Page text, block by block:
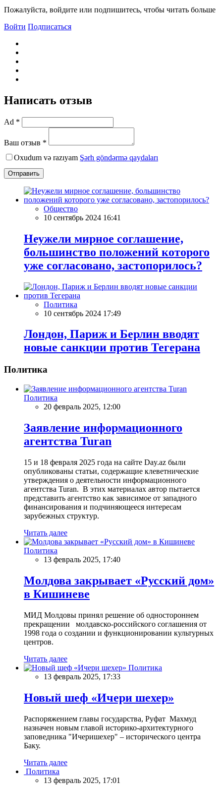
Пожалуйста, войдите или подпишитесь, чтобы читать больше
Войти Подписаться
Написать отзыв
Ad *
Ваш отзыв *
Oxudum və razıyam Şərh göndərmə qaydaları
Отправить
Общество
10 сентябрь 2024 16:41
Неужели мирное соглашение,
большинство положений которого
уже согласовано, застопорилось?
Политика
10 сентябрь 2024 17:49
Лондон, Париж и Берлин вводят
новые санкции против Тегерана
Политика
Политика
20 февраль 2025, 12:00
Заявление информационного
агентства Turan
15 и 18 февраля 2025 года на сайте Day.az были
опубликованы статьи, содержащие клеветнические
утверждения о деятельности информационного
агентства Turan. В этих материалах автор пытается
представить агентство как зависимое от западного
финансирования и подчиняющееся интересам
зарубежных структур.
Читать далее
Политика
13 февраль 2025, 17:40
Молдова закрывает «Русский дом»
в Кишиневе
МИД Молдовы принял решение об одностороннем
прекращении молдавско-российского соглашения от
1998 года о создании и функционировании культурных
центров.
Читать далее
Политика
13 февраль 2025, 17:33
Новый шеф «Ичери шехер»
Распоряжением главы государства, Руфат Махмуд
назначен новым главой историко-архитектурного
заповедника "Ичеришехер" – исторического центра
Баку.
Читать далее
Политика
13 февраль 2025, 17:01